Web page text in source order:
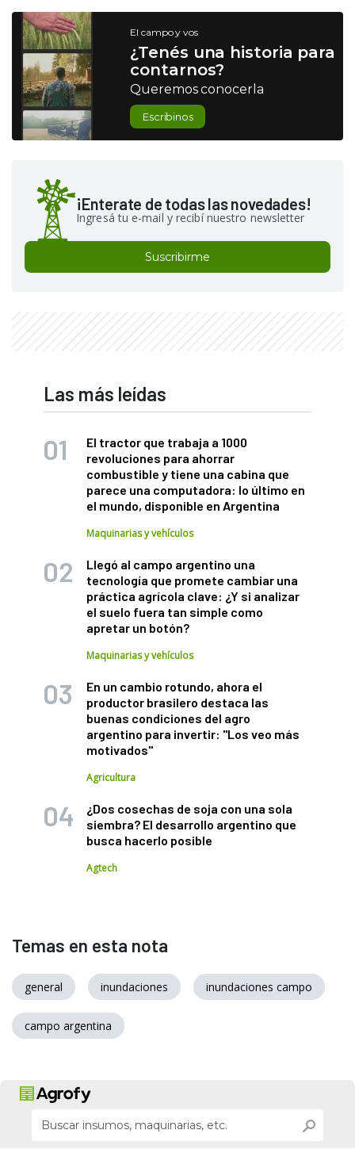
El campo y vos
¿Tenés una historia para
contarnos?
Queremos conocerla
Escribinos
¡Enterate de todas las novedades!
Ingresá tu e-mail y recibí nuestro newsletter
Suscribirme
Las más leídas
El tractor que trabaja a 1000
revoluciones para ahorrar
combustible y tiene una cabina que
parece una computadora: lo último en
el mundo, disponible en Argentina
Maquinarias y vehículos
Llegó al campo argentino una
tecnología que promete cambiar una
práctica agrícola clave: ¿Y si analizar
el suelo fuera tan simple como
apretar un botón?
Maquinarias y vehículos
En un cambio rotundo, ahora el
productor brasilero destaca las
buenas condiciones del agro
argentino para invertir: "Los veo más
motivados"
Agricultura
¿Dos cosechas de soja con una sola
siembra? El desarrollo argentino que
busca hacerlo posible
Agtech
Temas en esta nota
general inundaciones inundaciones campo
campo argentina